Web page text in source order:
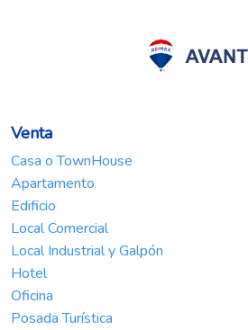
Venta
Casa o TownHouse
Apartamento
Edificio
Local Comercial
Local Industrial y Galpón
Hotel
Oficina
Posada Turística